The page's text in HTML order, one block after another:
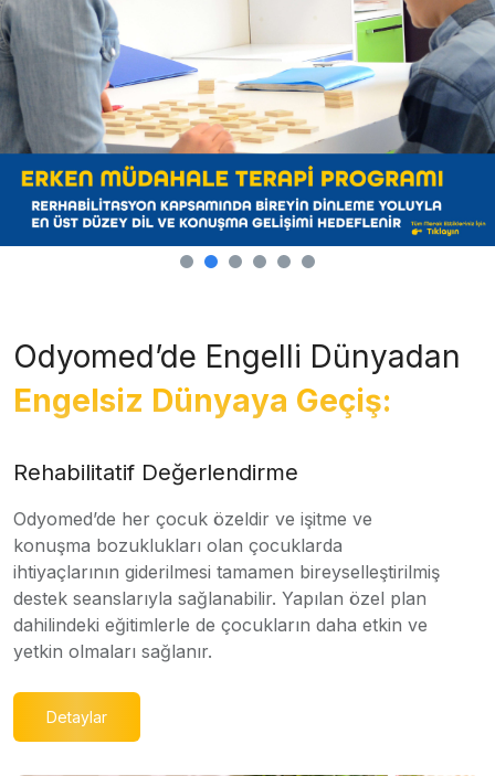
Odyomed’de Engelli Dünyadan
Engelsiz Dünyaya Geçiş:
Rehabilitatif Değerlendirme
Odyomed’de her çocuk özeldir ve işitme ve
konuşma bozuklukları olan çocuklarda
ihtiyaçlarının giderilmesi tamamen bireyselleştirilmiş
destek seanslarıyla sağlanabilir. Yapılan özel plan
dahilindeki eğitimlerle de çocukların daha etkin ve
yetkin olmaları sağlanır.
Detaylar